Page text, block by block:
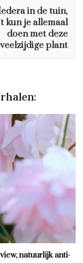
in de tuin,
kun je allemaal
doen met deze
veelzijdige plant
natuurlijk anti-